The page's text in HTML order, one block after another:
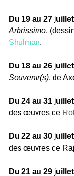
Du 19 au 27
Arbrissimo,
Shulman.
Du 18 au 26
Souvenir(s), de
Du 24 au 31
des œuvres de
Du 22 au 30
des œuvres de
Du 21 au 29